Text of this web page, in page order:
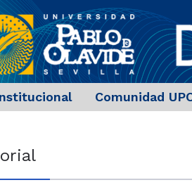
Comunidad